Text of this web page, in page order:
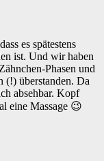
es spätestens
ist. Und wir haben
Phasen und
(!) überstanden. Da
absehbar. Kopf
eine Massage 😉